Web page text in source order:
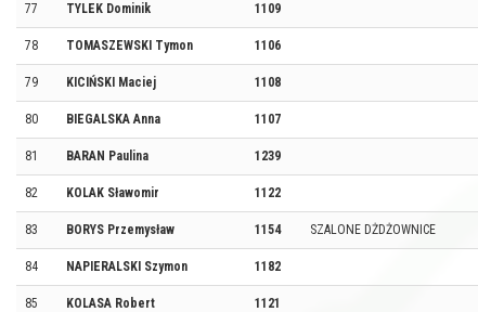
77 TYLEK Dominik 1109
78 TOMASZEWSKI Tymon 1106
79 KICIŃSKI Maciej 1108
80 BIEGALSKA Anna 1107
81 BARAN Paulina 1239
82 KOLAK Sławomir 1122
83 BORYS Przemysław 1154 SZALONE DŻDŻOWNICE
84 NAPIERALSKI Szymon 1182
85 KOLASA Robert 1121